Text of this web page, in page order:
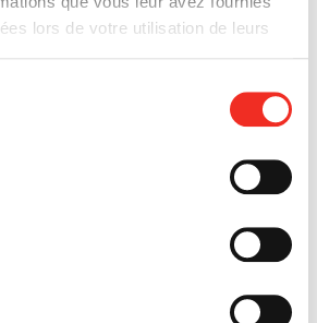
lors de votre utilisation de leurs